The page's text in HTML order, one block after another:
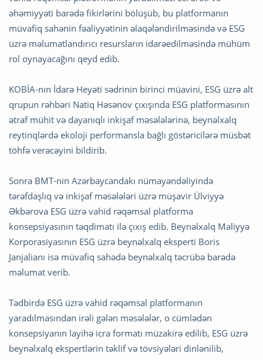
əhəmiyyəti barədə fikirlərini bölüşüb, bu platformanın
müvafiq sahənin fəaliyyətinin əlaqələndirilməsində və ESG
üzrə məlumatlandırıcı resursların idarəedilməsində mühüm
rol oynayacağını qeyd edib.
KOBİA-nın İdarə Heyəti sədrinin birinci müavini, ESG üzrə alt
qrupun rəhbəri Natiq Həsənov çıxışında ESG platformasının
ətraf mühit və dayanıqlı inkişaf məsələlərinə, beynəlxalq
reytinqlərdə ekoloji performansla bağlı göstəricilərə müsbət
töhfə verəcəyini bildirib.
Sonra BMT-nin Azərbaycandakı nümayəndəliyində
tərəfdaşlıq və inkişaf məsələləri üzrə müşavir Ülviyyə
Əkbərova ESG üzrə vahid rəqəmsal platforma
konsepsiyasının təqdimatı ilə çıxış edib. Beynəlxalq Maliyyə
Korporasiyasının ESG üzrə beynəlxalq eksperti Boris
Janjalianı isə müvafiq sahədə beynəlxalq təcrübə barədə
məlumat verib.
Tədbirdə ESG üzrə vahid rəqəmsal platformanın
yaradılmasından irəli gələn məsələlər, o cümlədən
konsepsiyanın layihə icra formatı müzakirə edilib, ESG üzrə
beynəlxalq ekspertlərin təklif və tövsiyələri dinlənilib,